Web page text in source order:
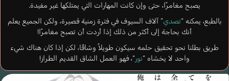
يصبح مغامرًا، حتى وإن كانت المهارات التي يمتلكها غير مفيدة.
بالطبع، يمكنه “تصدي” آلاف السيوف في فترة زمنية قصيرة، ولكن الجميع يعلم
أنك بحاجة إلى أكثر من ذلك إذا أردت أن تصبح مغامرًا!
طريق بطلنا نحو تحقيق حلمه سيكون طويلاً وشاقًا، لكن إذا كان هناك شيء
واحد لا يخشاه “نور“، فهو العمل الشاق القديم الطراز!